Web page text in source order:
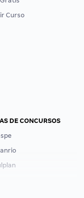
Curso
DE CONCURSOS